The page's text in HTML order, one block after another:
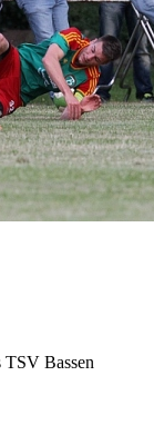
TSV Bassen